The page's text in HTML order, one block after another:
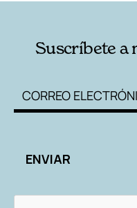
Suscríbete a